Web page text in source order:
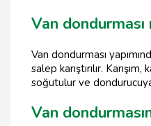
Van dondurması
Van dondurması
salep karıştırılır.
soğutulur ve
Van